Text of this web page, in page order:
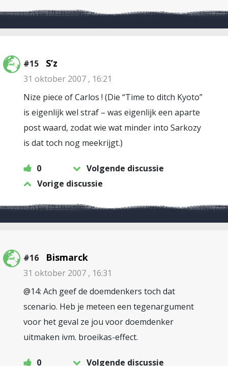
#15 S’z
31 oktober 2007 , 16:21
Nize piece of Carlos ! (Die “Time to ditch Kyoto”
is eigenlijk wel straf – was eigenlijk een aparte
post waard, zodat wie wat minder into Sarkozy
is dat toch nog meekrijgt.)
0
Volgende discussie
Vorige discussie
#16 Bismarck
31 oktober 2007 , 16:31
@14: Ach geef de doemdenkers toch dat
scenario. Heb je meteen een tegenargument
voor het geval ze jou voor doemdenker
uitmaken ivm. broeikas-effect.
0 Volgende discussie